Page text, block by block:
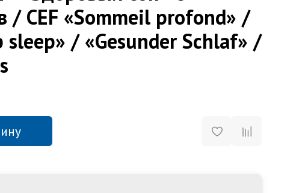
/ CEF «Sommeil profond» /
sleep» / «Gesunder Schlaf» /